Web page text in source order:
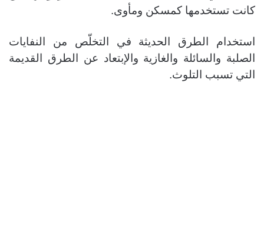
كانت تستخدمها كمسكن ومأوى.
استخدام الطرق الحديثة في التخلّص من النفايات
الصلبة والسائلة والغازية والإبتعاد عن الطرق القديمة
التي تسبب التلوث.